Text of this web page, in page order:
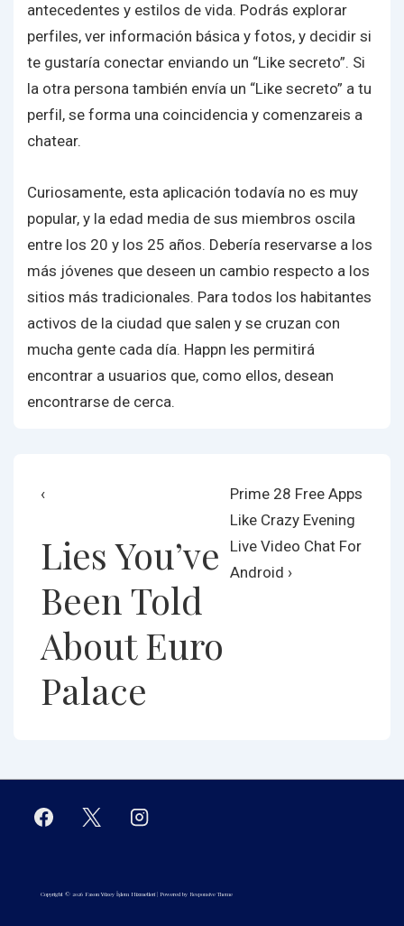
antecedentes y estilos de vida. Podrás explorar
perfiles, ver información básica y fotos, y decidir si
te gustaría conectar enviando un “Like secreto”. Si
la otra persona también envía un “Like secreto” a tu
perfil, se forma una coincidencia y comenzareis a
chatear.
Curiosamente, esta aplicación todavía no es muy
popular, y la edad media de sus miembros oscila
entre los 20 y los 25 años. Debería reservarse a los
más jóvenes que deseen un cambio respecto a los
sitios más tradicionales. Para todos los habitantes
activos de la ciudad que salen y se cruzan con
mucha gente cada día. Happn les permitirá
encontrar a usuarios que, como ellos, desean
encontrarse de cerca.
Post
navigation
Previous
is
‹
Lies You’ve
Been Told
About Euro
Palace
Next
Post
is
Prime 28 Free Apps
Like Crazy Evening
Live Video Chat For
Android ›
Copyright © 2026 Fason Yüzey İşlem Hizmetleri | Powered by Responsive Theme